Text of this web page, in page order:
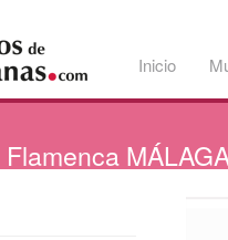
Inicio
Flamenca